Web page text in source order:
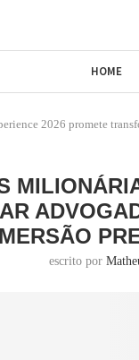
HOME
2026 promete
escrito por